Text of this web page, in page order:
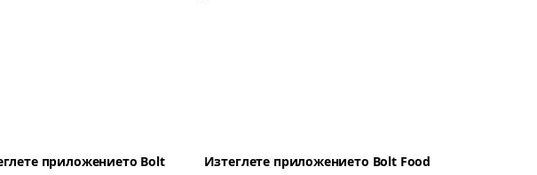
приложението Bolt Изтеглете приложението Bolt Food